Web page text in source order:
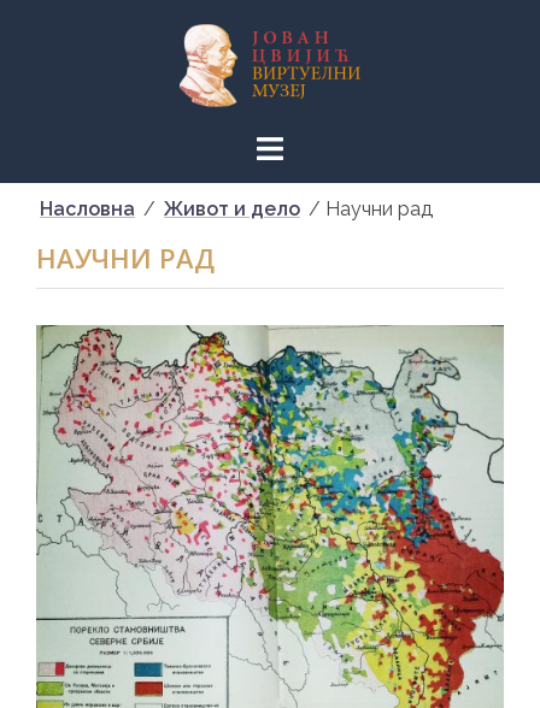
Насловна / Живот и дело / Научни рад
НАУЧНИ РАД